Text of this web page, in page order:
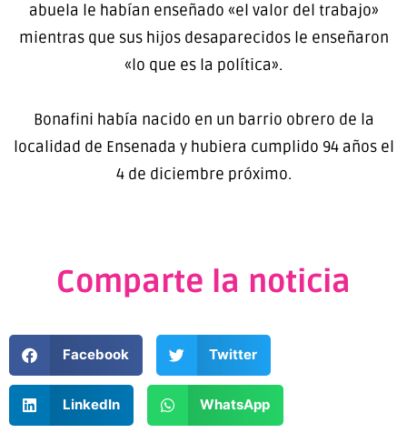
abuela le habían enseñado «el valor del trabajo»
mientras que sus hijos desaparecidos le enseñaron
«lo que es la política».
Bonafini había nacido en un barrio obrero de la
localidad de Ensenada y hubiera cumplido 94 años el
4 de diciembre próximo.
Comparte la noticia
Facebook Twitter
LinkedIn WhatsApp